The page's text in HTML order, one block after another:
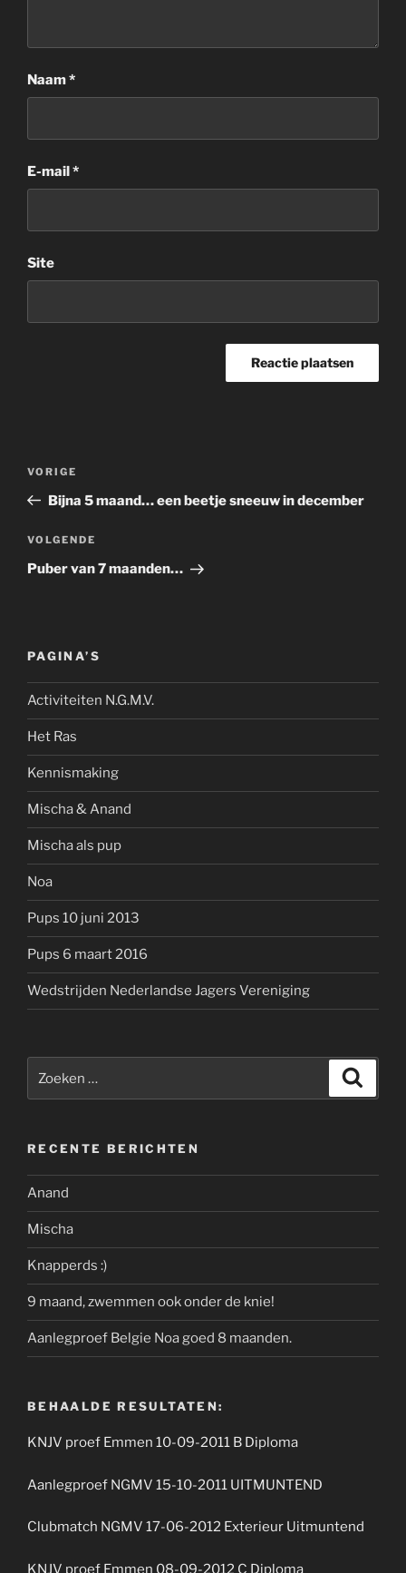
Naam*
E-mail*
Site
Vorig
bericht
VORIGE
Bijna 5 maand… een beetje sneeuw in december
Volgend
bericht
VOLGENDE
Puber van 7 maanden…
PAGINA’S
Activiteiten N.G.M.V.
Het Ras
Kennismaking
Mischa & Anand
Mischa als pup
Noa
Pups 10 juni 2013
Pups 6 maart 2016
Wedstrijden Nederlandse Jagers Vereniging
naar:
RECENTE BERICHTEN
Anand
Mischa
Knapperds :)
9 maand, zwemmen ook onder de knie!
Aanlegproef Belgie Noa goed 8 maanden.
BEHAALDE RESULTATEN:
KNJV proef Emmen 10-09-2011 B Diploma
Aanlegproef NGMV 15-10-2011 UITMUNTEND
Clubmatch NGMV 17-06-2012 Exterieur Uitmuntend
KNJV proef Emmen 08-09-2012 C Diploma